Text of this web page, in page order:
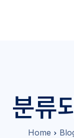
분류
Home